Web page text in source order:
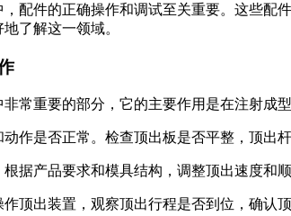
配件的正确操作和调试至关重要。这些配
了解这一领域。
常重要的部分，它的主要作用是在注射成
作是否正常。检查顶出板是否平整，顶出
据产品要求和模具结构，调整顶出速度和
顶出装置，观察顶出行程是否到位，确认